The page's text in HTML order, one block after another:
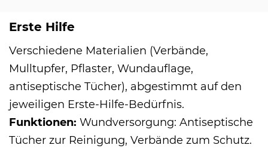
Erste Hilfe
Verschiedene Materialien (Verbände,
Mulltupfer, Pflaster, Wundauflage,
antiseptische Tücher), abgestimmt auf den
jeweiligen Erste-Hilfe-Bedürfnis.
Funktionen: Wundversorgung: Antiseptische
Tücher zur Reinigung, Verbände zum Schutz.